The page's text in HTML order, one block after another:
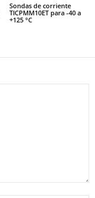
Sondas de corriente
TICPMM10ET para -40 a
+125 °C